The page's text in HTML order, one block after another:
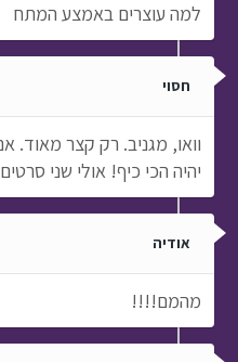
למה עוצרים באמצע המתח
חסוי
וואו, מגניב. רק קצר
יהיה הכי כיף! אולי שני
אודיה
מהמם!!!!